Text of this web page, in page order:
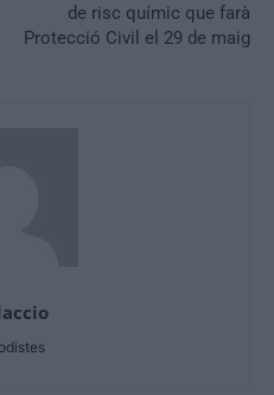
de risc químic que farà
Protecció Civil el 29 de maig